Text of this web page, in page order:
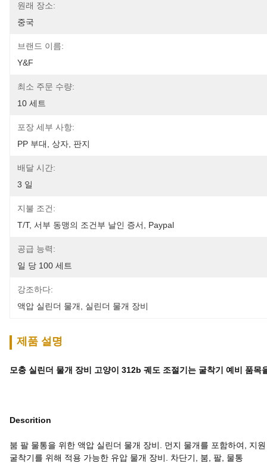
원래 장소:
중국
브랜드 이름:
Y&F
최소 주문 수량:
10 세트
포장 세부 사항:
PP 부대, 상자, 판지
배달 시간:
3 일
지불 조건:
T/T, 서부 동맹의 조건부 날인 증서, Paypal
공급 능력:
일 당 100 세트
강조하다:
액압 실린더 물개
실린더 물개 장비
제품 설명
모충 실린더 물개 장비 고양이 312b 궤도 조절기는 굴착기 예비 품목
Descrition
붐 팔 물통을 위한 액압 실린더 물개 장비. 먼지 물개를 포함하여, 지
굴착기를 위해 적용 가능한 유압 물개 장비. 차단기, 붐, 팔, 물통